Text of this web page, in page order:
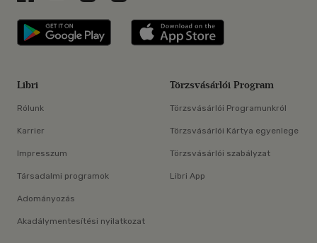
Libri applikáció Szerezd meg: Google
Libri
Rólunk
Karrier
Impresszum
Társadalmi programok
Adományozás
Akadálymentesítési nyilatkozat
Törzsvásárlói Program
Törzsvásárlói Programunkról
Törzsvásárlói Kártya egyenlege
Törzsvásárlói szabályzat
Libri App